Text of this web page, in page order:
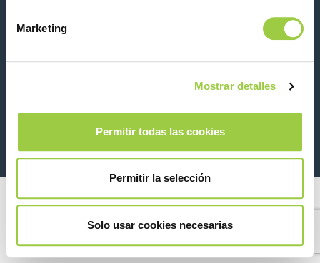
Marketing
Mostrar detalles
Permitir todas las cookies
Permitir la selección
Solo usar cookies necesarias
© Copyright 2026 Información legal y aviso de privacidad